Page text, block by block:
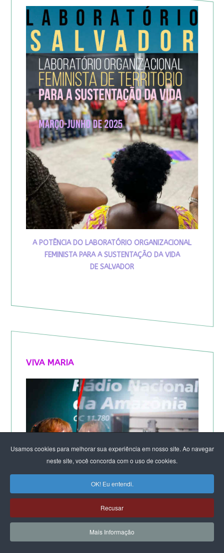
Usamos cookies para melhorar sua experiência em nosso site. Ao navegar
neste site, você concorda com o uso de cookies.
OK! Eu entendi.
Recusar
Mais Informação
A POTÊNCIA DO LABORATÓRIO ORGANIZACIONAL
FEMINISTA PARA A SUSTENTAÇÃO DA VIDA
DE SALVADOR
VIVA MARIA